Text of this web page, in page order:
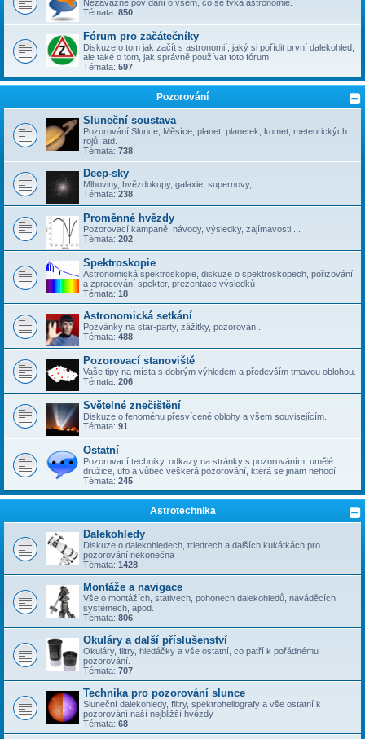
Nezávazné povídání o všem, co se týka astronomie.
Témata: 850
Fórum pro začátečníky
Diskuze o tom jak začít s astronomií, jaký si pořídit první dalekohled,
ale také o tom, jak správně používat toto fórum.
Témata: 597
Pozorování
Sluneční soustava
Pozorování Slunce, Měsíce, planet, planetek, komet, meteorických
rojů, atd.
Témata: 738
Deep-sky
Mlhoviny, hvězdokupy, galaxie, supernovy,...
Témata: 238
Proměnné hvězdy
Pozorovací kampaně, návody, výsledky, zajímavosti,...
Témata: 202
Spektroskopie
Astronomická spektroskopie, diskuze o spektroskopech, pořizování
a zpracování spekter, prezentace výsledků
Témata: 18
Astronomická setkání
Pozvánky na star-party, zážitky, pozorování.
Témata: 488
Pozorovací stanoviště
Vaše tipy na místa s dobrým výhledem a především tmavou oblohou.
Témata: 206
Světelné znečištění
Diskuze o fenoménu přesvícené oblohy a všem souvisejícím.
Témata: 91
Ostatní
Pozorovací techniky, odkazy na stránky s pozorováním, umělé
družice, ufo a vůbec veškerá pozorování, která se jinam nehodí
Témata: 245
Astrotechnika
Dalekohledy
Diskuze o dalekohledech, triedrech a dalších kukátkách pro
pozorování nekonečna
Témata: 1428
Montáže a navigace
Vše o montážích, stativech, pohonech dalekohledů, naváděcích
systémech, apod.
Témata: 806
Okuláry a další příslušenství
Okuláry, filtry, hledáčky a vše ostatní, co patří k pořádnému
pozorování.
Témata: 707
Technika pro pozorování slunce
Sluneční dalekohledy, filtry, spektroheliografy a vše ostatní k
pozorování naší nejbližší hvězdy
Témata: 68